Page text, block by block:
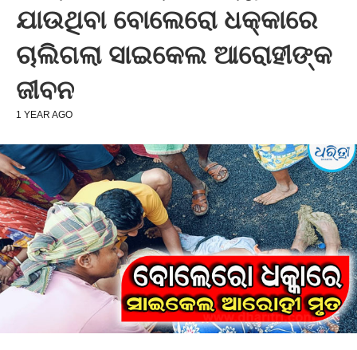
ଯାଉଥିବା ବୋଲେରୋ ଧକ୍କାରେ
ଚାଲିଗଲା ସାଇକେଲ ଆରୋହୀଙ୍କ
ଜୀବନ
1 YEAR AGO